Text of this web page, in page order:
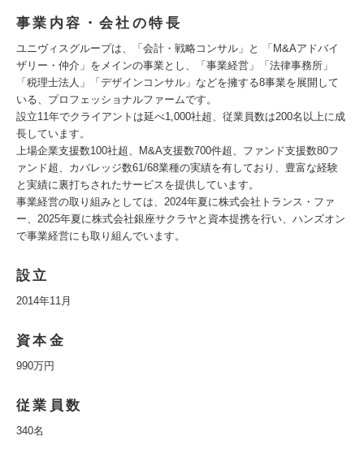
事業内容・会社の特長
ユニヴィスグループは、「会計・戦略コンサル」と 「M&Aアドバイ
ザリー・仲介」をメインの事業とし、「事業経営」「法律事務所」
「税理士法人」「デザインコンサル」などを擁する8事業を展開して
いる、プロフェッショナルファームです。
設立11年でクライアントは延べ1,000社超、従業員数は200名以上に成
長しています。
上場企業支援数100社超、M&A支援数700件超、ファンド支援数80フ
ァンド超、カバレッジ数61/68業種の実績を有しており、豊富な経験
と実績に裏打ちされたサービスを提供しています。
事業経営の取り組みとしては、2024年夏に株式会社トランス・ファ
ー、2025年夏に株式会社銀座サクラヤと資本提携を行い、ハンズオン
で事業経営にも取り組んでいます。
設立
2014年11月
資本金
990万円
従業員数
340名